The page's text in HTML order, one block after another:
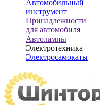
Автомобильный
инструмент
Принадлежности
для автомобиля
Автолампы
Электротехника
Электросамокаты